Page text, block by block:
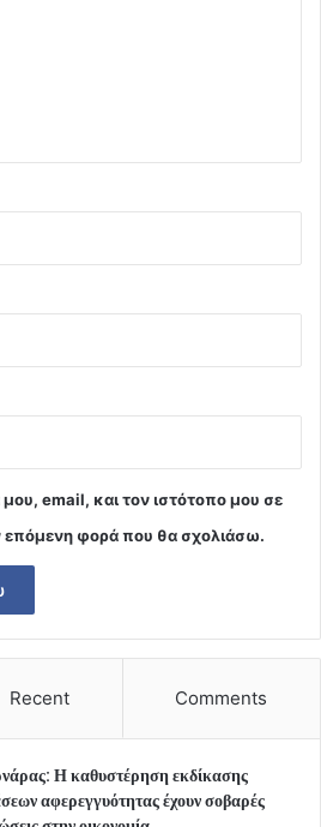
email, και τον ιστότοπο μου σε
επόμενη φορά που θα σχολιάσω.
Recent Comments
Η καθυστέρηση εκδίκασης
αφερεγγυότητας έχουν σοβαρές